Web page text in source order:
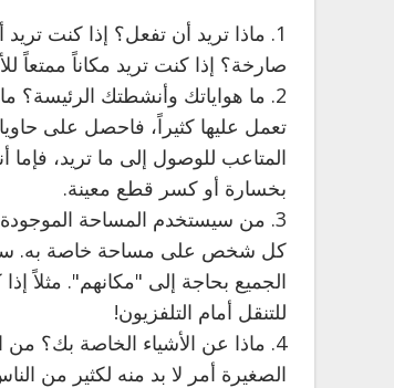
1. ماذا تريد أن تفعل؟ إذا كنت
صارخة؟ إذا كنت تريد مكاناً ممتعاً
2. ما هواياتك وأنشطتك الرئيسة؟
تعمل عليها كثيراً، فاحصل على
المتاعب للوصول إلى ما تريد،
بخسارة أو كسر قطع معينة.
3. من سيستخدم المساحة
كل شخص على مساحة خاصة به. سواء
الجميع بحاجة إلى "مكانهم". مثلاً
للتنقل أمام التلفزيون!
4. ماذا عن الأشياء الخاصة بك؟
الصغيرة أمر لا بد منه لكثير من